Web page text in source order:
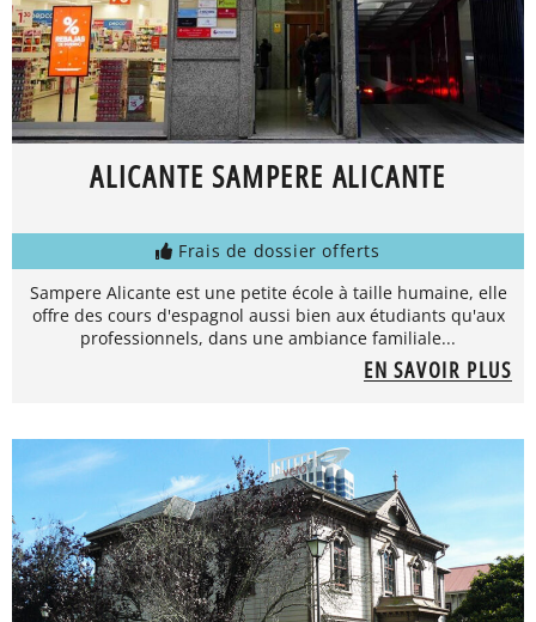
ALICANTE SAMPERE ALICANTE
Frais de dossier offerts
Sampere Alicante est une petite école à taille humaine, elle
offre des cours d'espagnol aussi bien aux étudiants qu'aux
professionnels, dans une ambiance familiale...
EN SAVOIR PLUS